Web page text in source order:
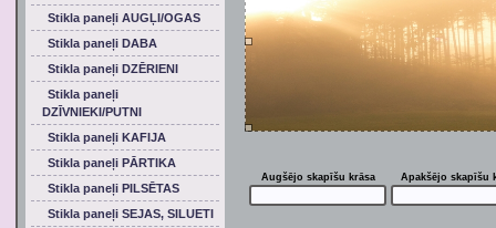
Augšējo skapīšu krāsa Apakšējo skapīšu
Stikla paneļi AUGĻI/OGAS
Stikla paneļi DABA
Stikla paneļi DZĒRIENI
Stikla paneļi
DZĪVNIEKI/PUTNI
Stikla paneļi KAFIJA
Stikla paneļi PĀRTIKA
Stikla paneļi PILSĒTAS
Stikla paneļi SEJAS, SILUETI